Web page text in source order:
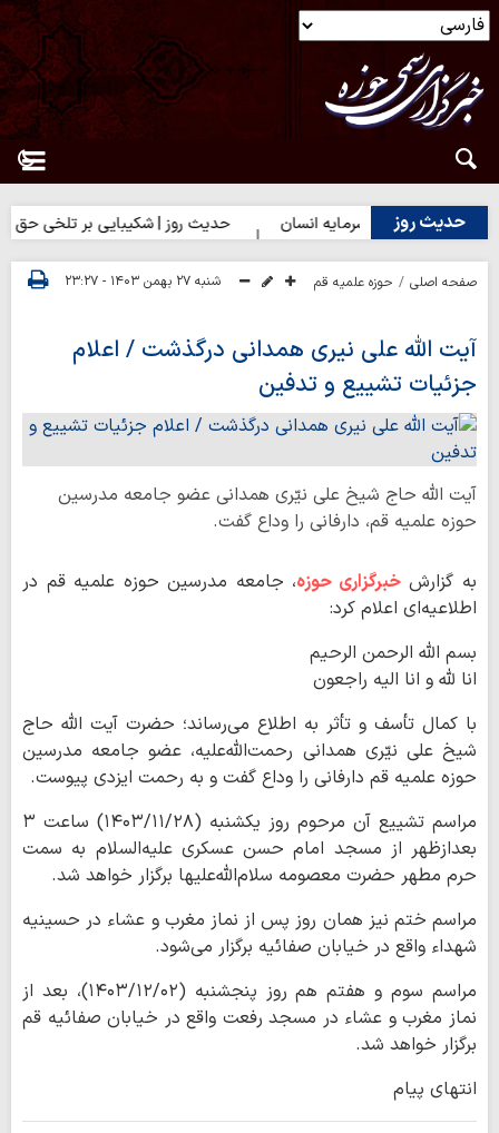
حدیث روز
روز | بهترین سرمایه انسان حدیث روز | شکیبایی بر تلخی حق
صفحه اصلی حوزه علمیه قم شنبه ۲۷ بهمن ۱۴۰۳ - ۲۳:۲۷
آیت الله علی نیری همدانی درگذشت / اعلام
جزئیات تشییع و تدفین
آیت الله حاج شیخ علی نیّری همدانی عضو جامعه مدرسین
حوزه علمیه قم، دارفانی را وداع گفت.
به گزارشخبرگزاری حوزه، جامعه مدرسین حوزه علمیه قم در
اطلاعیه‌ای اعلام کرد:
بسم الله الرحمن الرحیم
انا لله و انا الیه راجعون
با کمال تأسف و تأثر به اطلاع می‌رساند؛ حضرت آیت الله حاج
شیخ علی نیّری همدانی رحمت‌الله‌علیه، عضو جامعه مدرسین
حوزه علمیه قم دارفانی را وداع گفت و به رحمت ایزدی پیوست.
مراسم تشییع آن مرحوم روز یکشنبه (۱۴۰۳/۱۱/۲۸) ساعت ۳
بعدازظهر از مسجد امام حسن عسکری علیه‌السلام به سمت
حرم مطهر حضرت معصومه سلام‌الله‌علیها برگزار خواهد شد.
مراسم ختم نیز همان روز پس از نماز مغرب و عشاء در حسینیه
شهداء واقع در خیابان صفائیه برگزار می‌شود.
مراسم سوم و هفتم هم روز پنجشنبه (۱۴۰۳/۱۲/۰۲)، بعد از
نماز مغرب و عشاء در مسجد رفعت واقع در خیابان صفائیه قم
برگزار خواهد شد.
انتهای پیام